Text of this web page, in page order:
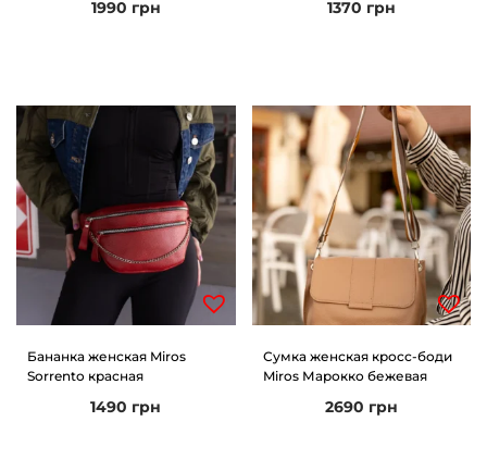
1990 грн 1370 грн
Бананка женская Miros
Sorrento красная
1490 грн
Сумка женская кросс-боди
Miros Марокко бежевая
2690 грн